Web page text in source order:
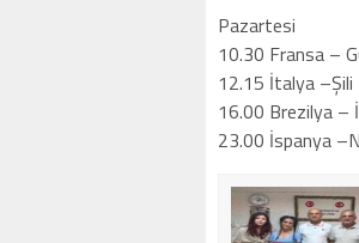
Pazartesi
10.30 Fransa –
12.15 İtalya –Şili
16.00 Brezilya –
23.00 İspanya